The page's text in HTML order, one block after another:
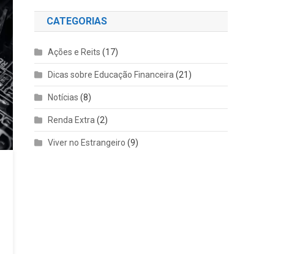
CATEGORIAS
Ações e Reits (17)
Dicas sobre Educação Financeira (21)
Notícias (8)
Renda Extra (2)
Viver no Estrangeiro (9)